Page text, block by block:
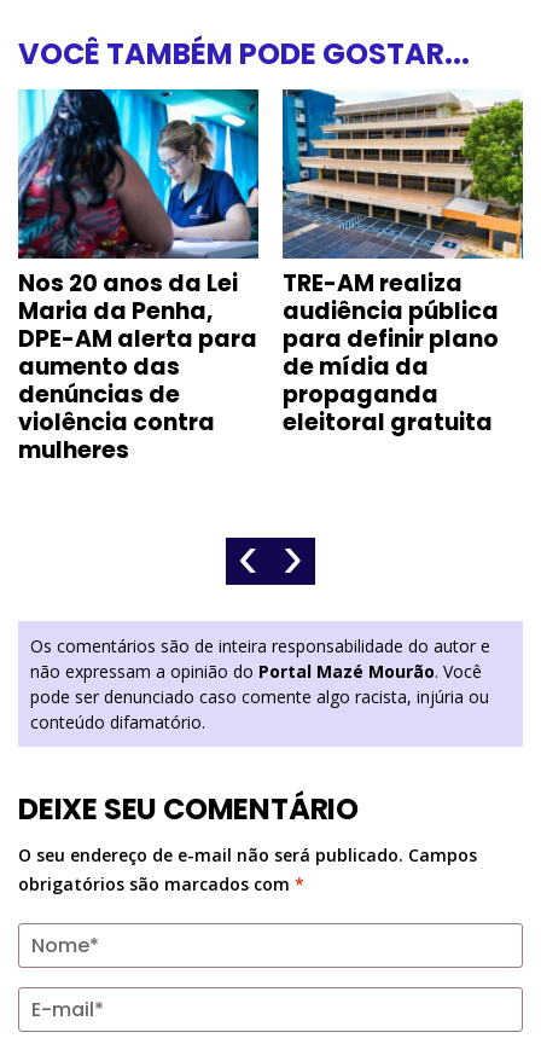
VOCÊ TAMBÉM PODE GOSTAR...
Nos 20 anos da Lei
Maria da Penha,
DPE-AM alerta para
aumento das
denúncias de
violência contra
mulheres
TRE-AM realiza
audiência pública
para definir plano
de mídia da
propaganda
eleitoral gratuita
‹ ›
Os comentários são de inteira responsabilidade do autor e
não expressam a opinião do Portal Mazé Mourão. Você
pode ser denunciado caso comente algo racista, injúria ou
conteúdo difamatório.
DEIXE SEU COMENTÁRIO
O seu endereço de e-mail não será publicado. Campos
obrigatórios são marcados com *